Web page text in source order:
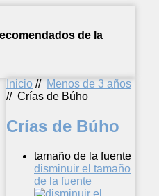
de la
Inicio // Menos de 3 años
// Crías de Búho
Crías de Búho
tamaño de la fuente
disminuir el tamaño
de la fuente